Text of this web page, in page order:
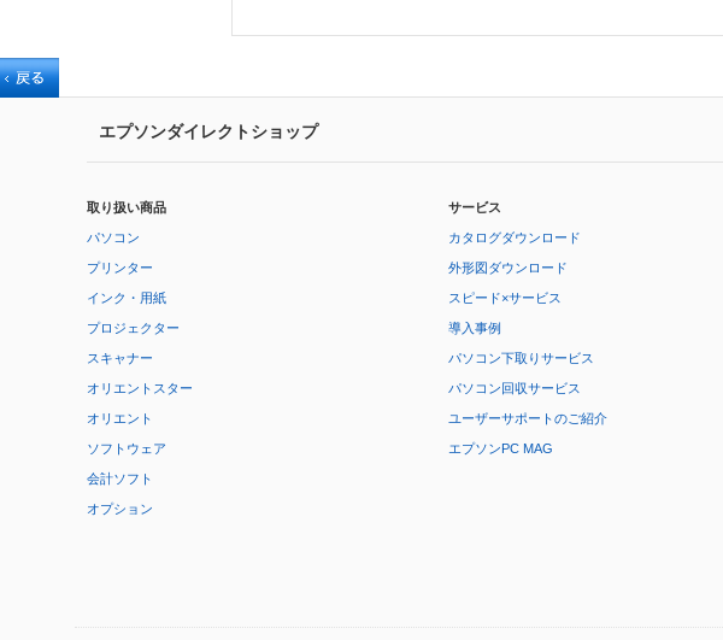
エプソンダイレクトショップ
取り扱い商品
パソコン
プリンター
インク・用紙
プロジェクター
スキャナー
オリエントスター
オリエント
ソフトウェア
会計ソフト
オプション
サービス
カタログダウンロード
外形図ダウンロード
スピード×サービス
導入事例
パソコン下取りサービス
パソコン回収サービス
ユーザーサポートのご紹介
エプソンPC MAG